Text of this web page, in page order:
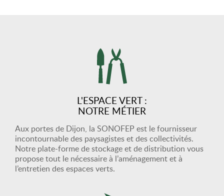
L'ESPACE VERT :
NOTRE MÉTIER
Aux portes de Dijon, la SONOFEP est le fournisseur
incontournable des paysagistes et des collectivités.
Notre plate-forme de stockage et de distribution vous
propose tout le nécessaire à l’aménagement et à
l’entretien des espaces verts.